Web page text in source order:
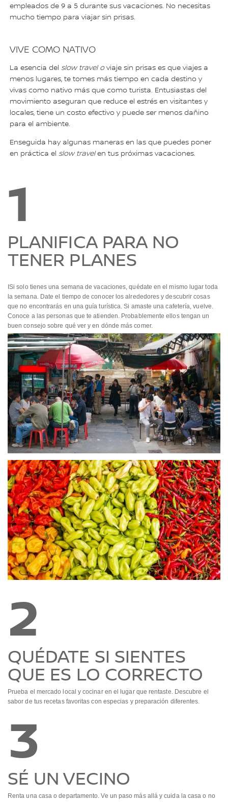
empleados de 9 a 5 durante sus vacaciones. No necesitas
mucho tiempo para viajar sin prisas.
VIVE COMO NATIVO
La esencia del slow travel oviaje sin prisas es que viajes a
menos lugares, te tomes más tiempo en cada destino y
vivas como nativo más que como turista. Entusiastas del
movimiento aseguran que reduce el estrés en visitantes y
locales, tiene un costo efectivo y puede ser menos dañino
para el ambiente.
Enseguida hay algunas maneras en las que puedes poner
en práctica el slow travelen tus próximas vacaciones.
1
PLANIFICA PARA NO
TENER PLANES
ISi solo tienes una semana de vacaciones, quédate en el mismo lugar toda
la semana. Date el tiempo de conocer los alrededores y descubrir cosas
que no encontrarás en una guía turística. Si amaste una cafetería, vuelve.
Conoce a las personas que te atienden. Probablemente ellos tengan un
buen consejo sobre qué ver y en dónde más comer.
2
QUÉDATE SI SIENTES
QUE ES LO CORRECTO
Prueba el mercado local y cocinar en el lugar que rentaste. Descubre el
sabor de tus recetas favoritas con especias y preparación diferentes.
3
SÉ UN VECINO
Renta una casa o departamento. Ve un paso más allá y cuida la casa o no